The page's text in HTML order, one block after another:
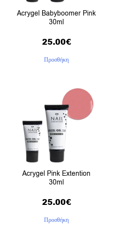
Acrygel Babyboomer Pink
30ml
25.00€
Προσθήκη
Acrygel Pink Extention
30ml
25.00€
Προσθήκη